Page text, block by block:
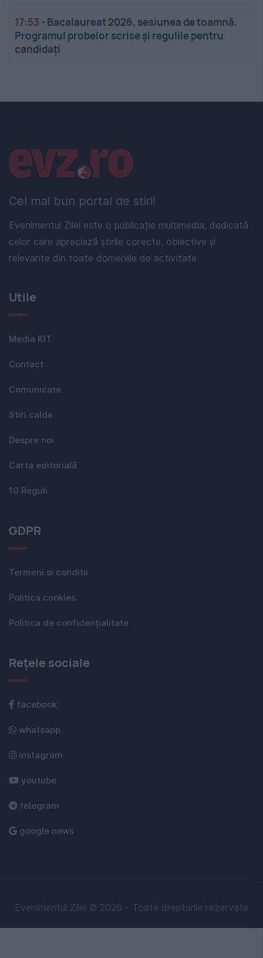
17:53 - Bacalaureat 2026, sesiunea de toamnă.
Programul probelor scrise și regulile pentru
candidați
Cel mai bun portal de stiri!
Evenimentul Zilei este o publicație multimedia, dedicată
celor care apreciază știrile corecte, obiective și
relevante din toate domeniile de activitate
Linkuri utile
Utile
Media KIT
Contact
Comunicate
Stiri calde
Despre noi
Carta editorială
10 Reguli
GDPR
Termeni si conditii
Politica cookies
Politica de confidențialitate
Rețele sociale
facebook
whatsapp
instagram
youtube
telegram
google news
Evenimentul Zilei © 2026 - Toate drepturile rezervate